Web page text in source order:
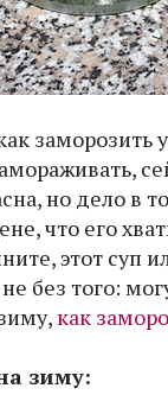
но дело в
что его
этот
без того:
как
зиму: